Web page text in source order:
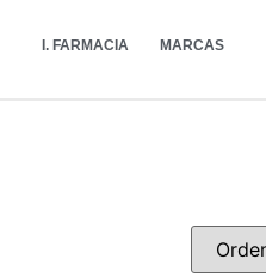
I. FARMACIA MARCAS